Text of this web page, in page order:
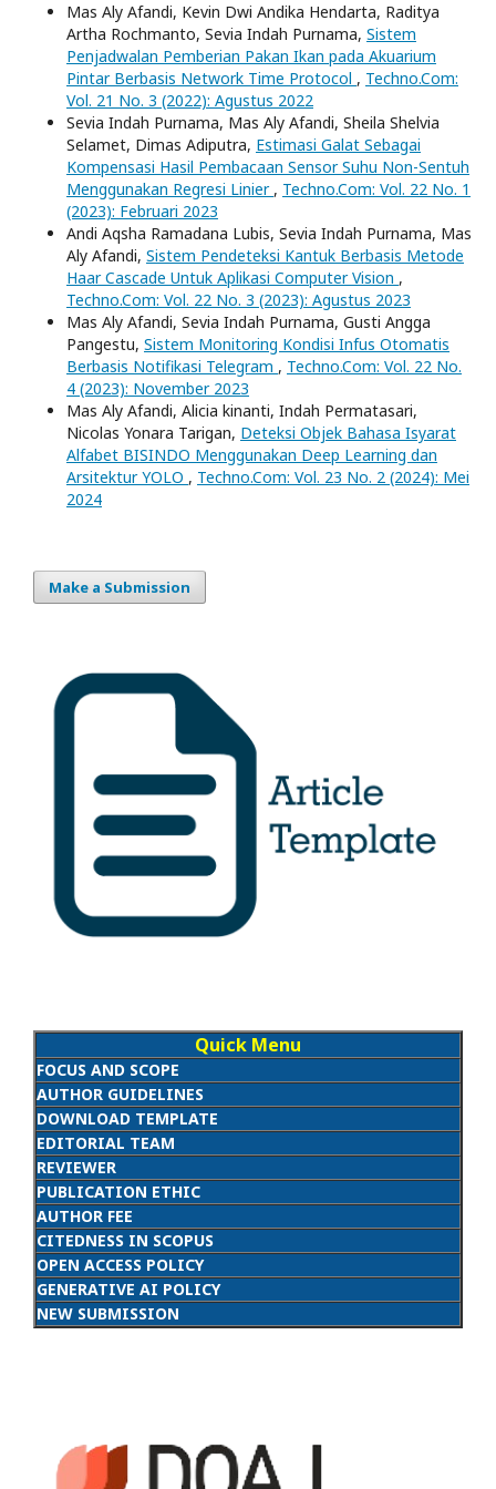
Mas Aly Afandi, Kevin Dwi Andika Hendarta, Raditya
Artha Rochmanto, Sevia Indah Purnama, Sistem
Penjadwalan Pemberian Pakan Ikan pada Akuarium
Pintar Berbasis Network Time Protocol , Techno.Com:
Vol. 21 No. 3 (2022): Agustus 2022
Sevia Indah Purnama, Mas Aly Afandi, Sheila Shelvia
Selamet, Dimas Adiputra, Estimasi Galat Sebagai
Kompensasi Hasil Pembacaan Sensor Suhu Non-Sentuh
Menggunakan Regresi Linier , Techno.Com: Vol. 22 No. 1
(2023): Februari 2023
Andi Aqsha Ramadana Lubis, Sevia Indah Purnama, Mas
Aly Afandi, Sistem Pendeteksi Kantuk Berbasis Metode
Haar Cascade Untuk Aplikasi Computer Vision ,
Techno.Com: Vol. 22 No. 3 (2023): Agustus 2023
Mas Aly Afandi, Sevia Indah Purnama, Gusti Angga
Pangestu, Sistem Monitoring Kondisi Infus Otomatis
Berbasis Notifikasi Telegram , Techno.Com: Vol. 22 No.
4 (2023): November 2023
Mas Aly Afandi, Alicia kinanti, Indah Permatasari,
Nicolas Yonara Tarigan, Deteksi Objek Bahasa Isyarat
Alfabet BISINDO Menggunakan Deep Learning dan
Arsitektur YOLO , Techno.Com: Vol. 23 No. 2 (2024): Mei
2024
Make a Submission
Quick Menu
FOCUS AND SCOPE
AUTHOR GUIDELINES
DOWNLOAD TEMPLATE
EDITORIAL TEAM
REVIEWER
PUBLICATION ETHIC
AUTHOR FEE
CITEDNESS IN SCOPUS
OPEN ACCESS POLICY
GENERATIVE AI POLICY
NEW SUBMISSION